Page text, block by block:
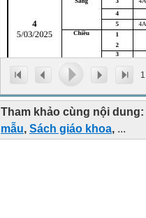
1
Tham khảo cùng nội dung:
mẫu, Sách giáo khoa, ...